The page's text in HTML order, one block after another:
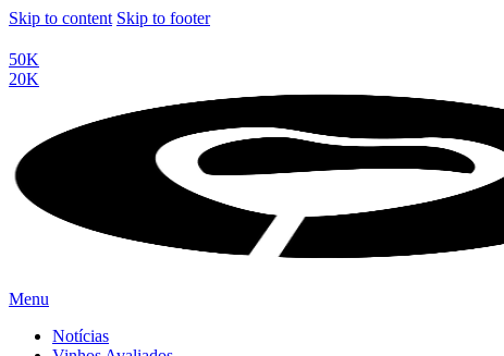
Skip to content Skip to footer
50K
20K
Menu
Notícias